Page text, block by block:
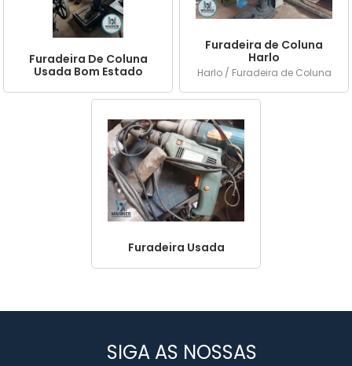
Furadeira De Coluna
Usada Bom Estado
Furadeira de Coluna
Harlo
Harlo / Furadeira de Coluna
Furadeira Usada
SIGA AS NOSSAS